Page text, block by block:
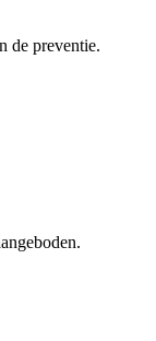
de preventie.